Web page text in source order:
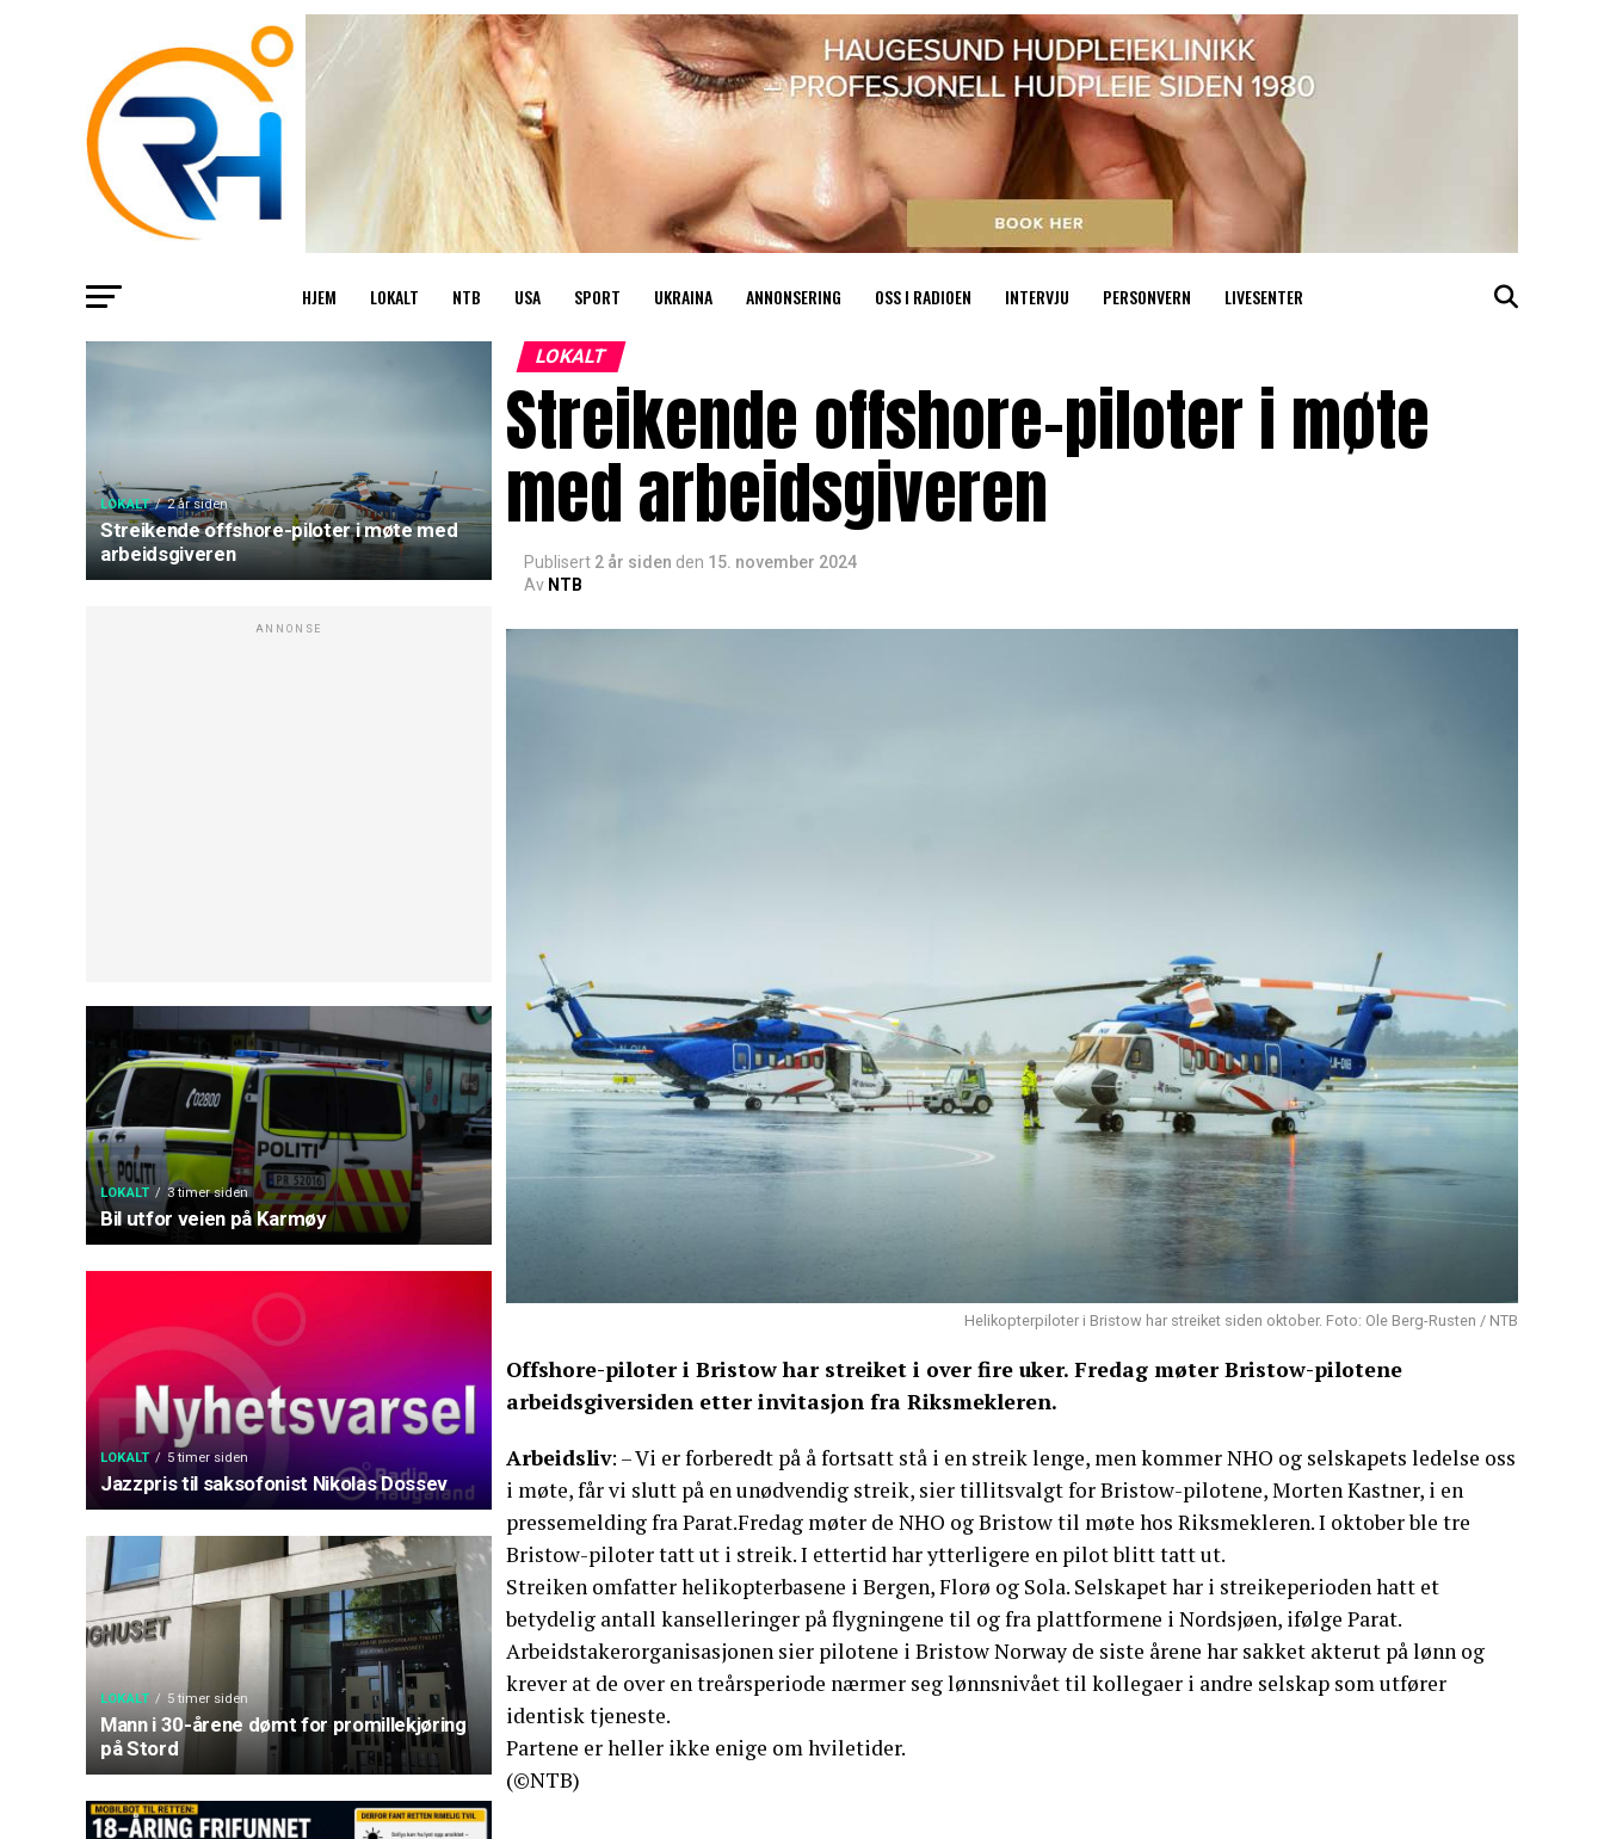
HJEM LOKALT NTB USA SPORT UKRAINA ANNONSERING OSS I RADIOEN INTERVJU PERSONVERN LIVESENTER
LOKALT 2 år siden
Streikende offshore-piloter i møte med
arbeidsgiveren
ANNONSE
LOKALT 3 timer siden
Bil utfor veien på Karmøy
LOKALT 5 timer siden
Jazzpris til saksofonist Nikolas Dossev
LOKALT 5 timer siden
Mann i 30-årene dømt for promillekjøring
på Stord
LOKALT
Streikende offshore-piloter i møte
med arbeidsgiveren
Publisert 2 år siden den 15. november 2024
Av NTB
Helikopterpiloter i Bristow har streiket siden oktober. Foto: Ole Berg-Rusten / NTB
Offshore-piloter i Bristow har streiket i over fire uker. Fredag møter Bristow-pilotene
arbeidsgiversiden etter invitasjon fra Riksmekleren.
Arbeidsliv: – Vi er forberedt på å fortsatt stå i en streik lenge, men kommer NHO og selskapets ledelse oss
i møte, får vi slutt på en unødvendig streik, sier tillitsvalgt for Bristow-pilotene, Morten Kastner, i en
pressemelding fra Parat.Fredag møter de NHO og Bristow til møte hos Riksmekleren. I oktober ble tre
Bristow-piloter tatt ut i streik. I ettertid har ytterligere en pilot blitt tatt ut.
Streiken omfatter helikopterbasene i Bergen, Florø og Sola. Selskapet har i streikeperioden hatt et
betydelig antall kanselleringer på flygningene til og fra plattformene i Nordsjøen, ifølge Parat.
Arbeidstakerorganisasjonen sier pilotene i Bristow Norway de siste årene har sakket akterut på lønn og
krever at de over en treårsperiode nærmer seg lønnsnivået til kollegaer i andre selskap som utfører
identisk tjeneste.
Partene er heller ikke enige om hviletider.
(©NTB)